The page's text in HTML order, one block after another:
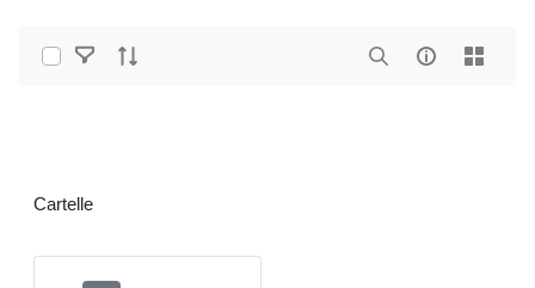
Select Items
Cartelle